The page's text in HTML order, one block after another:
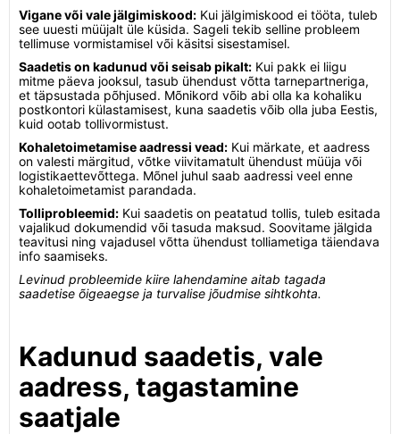
Vigane või vale jälgimiskood: Kui jälgimiskood ei tööta, tuleb
see uuesti müüjalt üle küsida. Sageli tekib selline probleem
tellimuse vormistamisel või käsitsi sisestamisel.
Saadetis on kadunud või seisab pikalt: Kui pakk ei liigu
mitme päeva jooksul, tasub ühendust võtta tarnepartneriga,
et täpsustada põhjused. Mõnikord võib abi olla ka kohaliku
postkontori külastamisest, kuna saadetis võib olla juba Eestis,
kuid ootab tollivormistust.
Kohaletoimetamise aadressi vead: Kui märkate, et aadress
on valesti märgitud, võtke viivitamatult ühendust müüja või
logistikaettevõttega. Mõnel juhul saab aadressi veel enne
kohaletoimetamist parandada.
Tolliprobleemid: Kui saadetis on peatatud tollis, tuleb esitada
vajalikud dokumendid või tasuda maksud. Soovitame jälgida
teavitusi ning vajadusel võtta ühendust tolliametiga täiendava
info saamiseks.
Levinud probleemide kiire lahendamine aitab tagada
saadetise õigeaegse ja turvalise jõudmise sihtkohta.
Kadunud saadetis, vale
aadress, tagastamine
saatjale